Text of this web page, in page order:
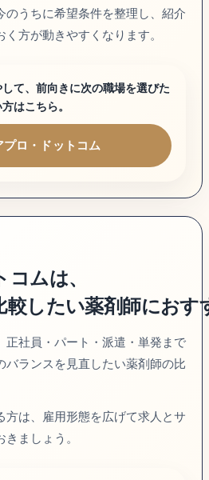
のうちに希望条件を整理し、紹介
方が動きやすくなります。
て、前向きに次の職場を選びた
方はこちら。
プロ・ドットコム
コムは、
較したい薬剤師におす
正社員・パート・派遣・単発まで
バランスを見直したい薬剤師の比
方は、雇用形態を広げて求人とサ
ましょう。